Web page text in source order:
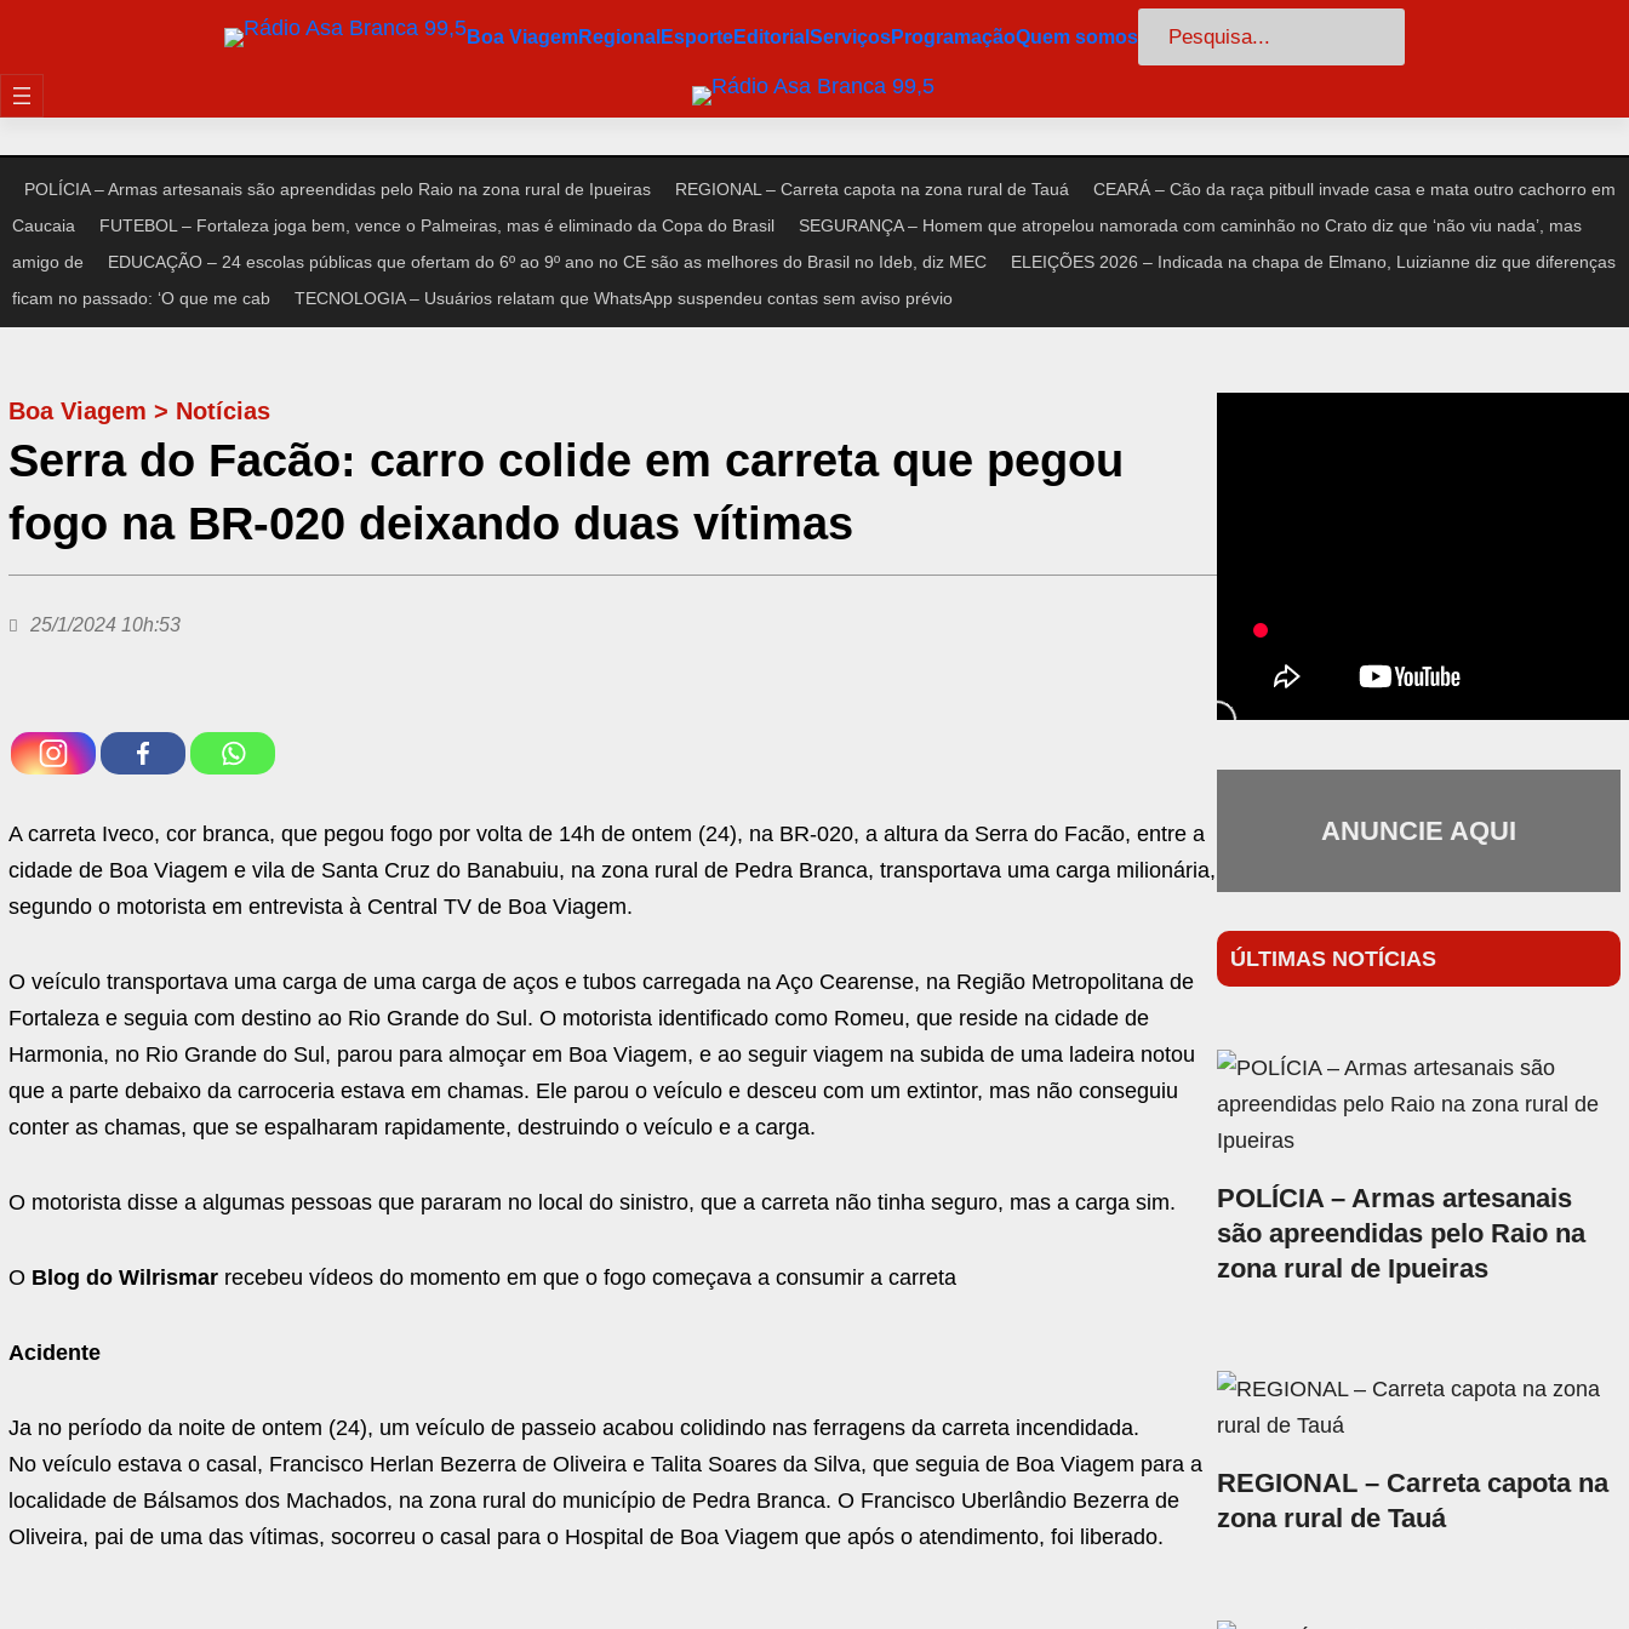
Boa ViagemRegional EsporteEditorial ServiçosProgramaçãoQuem somos Pesquisar
POLÍCIA – Armas artesanais são apreendidas pelo Raio na zona rural de Ipueiras REGIONAL – Carreta capota na zona rural de Tauá
CEARÁ – Cão da raça pitbull invade casa e mata outro cachorro em
Caucaia
FUTEBOL – Fortaleza joga bem, vence o Palmeiras, mas é eliminado da Copa do Brasil
SEGURANÇA – Homem que atropelou namorada com caminhão no Crato diz que ‘não viu nada’, mas
amigo de
EDUCAÇÃO – 24 escolas públicas que ofertam do 6º ao 9º ano no CE são as melhores do Brasil no Ideb, diz MEC
ELEIÇÕES 2026 – Indicada na chapa de Elmano, Luizianne diz que diferenças
ficam no passado: ‘O que me cab
TECNOLOGIA – Usuários relatam que WhatsApp suspendeu contas sem aviso prévio
Boa Viagem > Notícias
Serra do Facão: carro colide em carreta que pegou
fogo na BR-020 deixando duas vítimas
25/1/2024 10h:53
A carreta Iveco, cor branca, que pegou fogo por volta de 14h de ontem (24), na BR-020, a altura da Serra do Facão, entre a
cidade de Boa Viagem e vila de Santa Cruz do Banabuiu, na zona rural de Pedra Branca, transportava uma carga milionária,
segundo o motorista em entrevista à Central TV de Boa Viagem.
O veículo transportava uma carga de uma carga de aços e tubos carregada na Aço Cearense, na Região Metropolitana de
Fortaleza e seguia com destino ao Rio Grande do Sul. O motorista identificado como Romeu, que reside na cidade de
Harmonia, no Rio Grande do Sul, parou para almoçar em Boa Viagem, e ao seguir viagem na subida de uma ladeira notou
que a parte debaixo da carroceria estava em chamas. Ele parou o veículo e desceu com um extintor, mas não conseguiu
conter as chamas, que se espalharam rapidamente, destruindo o veículo e a carga.
O motorista disse a algumas pessoas que pararam no local do sinistro, que a carreta não tinha seguro, mas a carga sim.
O Blog do Wilrismar recebeu vídeos do momento em que o fogo começava a consumir a carreta
Acidente
Ja no período da noite de ontem (24), um veículo de passeio acabou colidindo nas ferragens da carreta incendidada.
No veículo estava o casal, Francisco Herlan Bezerra de Oliveira e Talita Soares da Silva, que seguia de Boa Viagem para a
localidade de Bálsamos dos Machados, na zona rural do município de Pedra Branca. O Francisco Uberlândio Bezerra de
Oliveira, pai de uma das vítimas, socorreu o casal para o Hospital de Boa Viagem que após o atendimento, foi liberado.
ANUNCIE AQUI
ÚLTIMAS NOTÍCIAS
POLÍCIA – Armas artesanais
são apreendidas pelo Raio na
zona rural de Ipueiras
REGIONAL – Carreta capota na
zona rural de Tauá